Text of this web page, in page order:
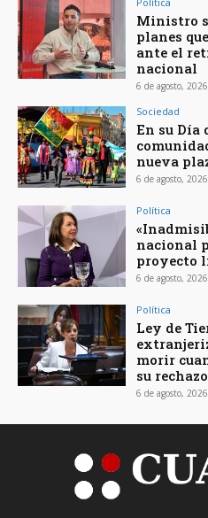
Ministro
planes
ante el
nacional
6 de agosto, 2026
Sociedad
En su Día
nueva
6 de agosto, 2026
Política
nacional
proyecto
6 de agosto, 2026
Política
Ley de
morir
su rechazo
6 de agosto, 2026